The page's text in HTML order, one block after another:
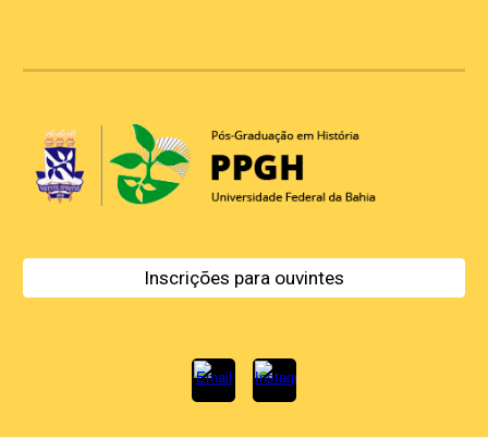
Inscrições para ouvintes